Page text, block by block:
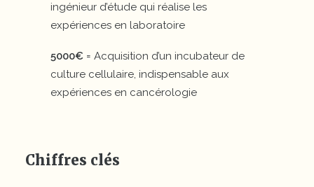
ingénieur d’étude qui réalise les
expériences en laboratoire
5000€ = Acquisition d’un incubateur de
culture cellulaire, indispensable aux
expériences en cancérologie
Chiffres clés